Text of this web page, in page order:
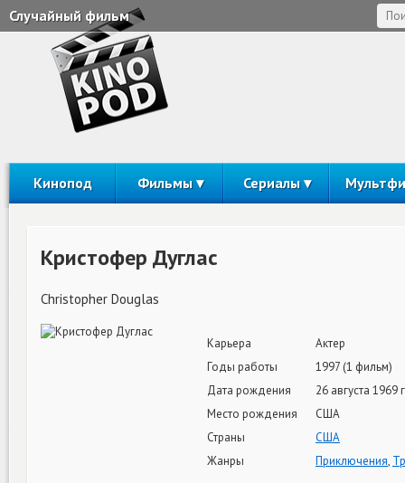
Случайный фильм
Кинопод Фильмы Сериалы
Кристофер Дуглас
Christopher Douglas
Карьера
Актер
Годы работы
1997 (1 фильм)
Дата рождения
26 августа 1969
Место рождения
США
Страны
США
Жанры
Приключения,